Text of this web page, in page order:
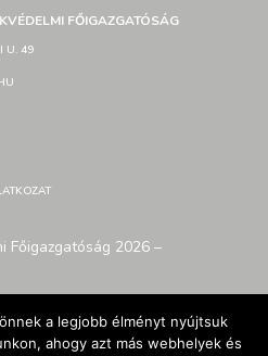
FŐIGAZGATÓSÁG
U. 49
Főigazgatóság 2026 –
a legjobb élményt nyújtsuk
ahogy azt más webhelyek és